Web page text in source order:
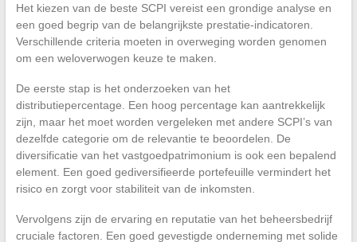
Het kiezen van de beste SCPI vereist een grondige analyse en
een goed begrip van de belangrijkste prestatie-indicatoren.
Verschillende criteria moeten in overweging worden genomen
om een weloverwogen keuze te maken.
De eerste stap is het onderzoeken van het
distributiepercentage. Een hoog percentage kan aantrekkelijk
zijn, maar het moet worden vergeleken met andere SCPI’s van
dezelfde categorie om de relevantie te beoordelen. De
diversificatie van het vastgoedpatrimonium is ook een bepalend
element. Een goed gediversifieerde portefeuille vermindert het
risico en zorgt voor stabiliteit van de inkomsten.
Vervolgens zijn de ervaring en reputatie van het beheersbedrijf
cruciale factoren. Een goed gevestigde onderneming met solide